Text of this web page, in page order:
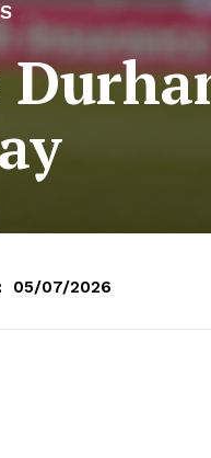
05/07/2026